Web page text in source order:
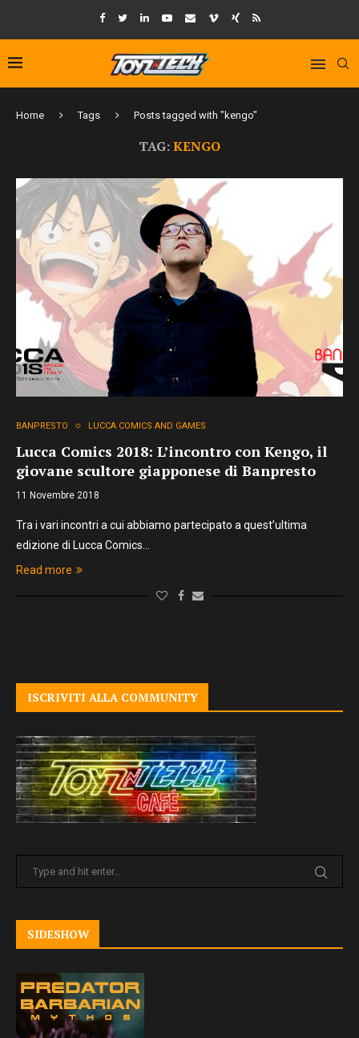
Home Tags Posts tagged with "kengo"
TAG:KENGO
BANPRESTO LUCCA COMICS AND GAMES
Lucca Comics 2018: L’incontro con Kengo, il
giovane scultore giapponese di Banpresto
11 Novembre 2018
Tra i vari incontri a cui abbiamo partecipato a quest’ultima
edizione di Lucca Comics…
Read more
ISCRIVITI ALLA COMMUNITY
SIDESHOW